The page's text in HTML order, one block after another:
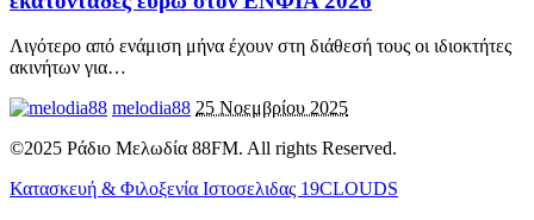
Λιγότερο από ενάμιση μήνα έχουν στη διάθεσή τους οι ιδιοκτήτες
ακινήτων για…
melodia88 25 Νοεμβρίου 2025
©2025 Ράδιο Μελωδία 88FM. All rights Reserved.
Κατασκευή & Φιλοξενία Ιστοσελιδας 19CLOUDS